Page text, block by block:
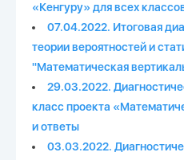
«Кенгуру» для всех
07.04.2022. Итоговая
теории вероятностей и
"Математическая
29.03.2022.
класс проекта
и ответы
03.03.2022.